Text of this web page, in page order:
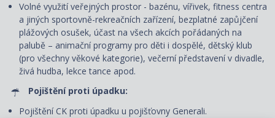
Volné využití veřejných prostor - bazénu, vířivek, fitness centra
a jiných sportovně-rekreačních zařízení, bezplatné zapůjčení
plážových osušek, účast na všech akcích pořádaných na
palubě – animační programy pro děti i dospělé, dětský klub
(pro všechny věkové kategorie), večerní představení v divadle,
živá hudba, lekce tance apod.
Pojištění proti úpadku:
Pojištění CK proti úpadku u pojišťovny Generali.